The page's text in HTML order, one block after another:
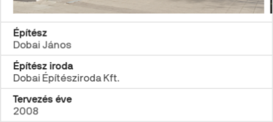
Építész
Dobai János
Építész iroda
Dobai Építésziroda Kft.
Tervezés éve
2008